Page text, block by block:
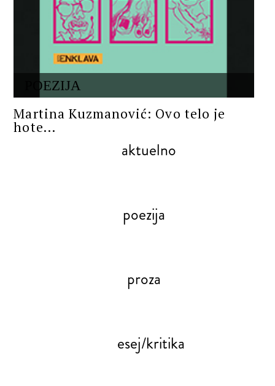
POEZIJA
Martina Kuzmanović: Ovo telo je
hote...
aktuelno
poezija
proza
esej/kritika